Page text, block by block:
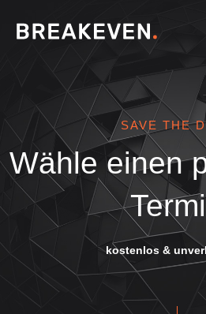
Inhalt
SAVE THE
Wähle einen
kostenlos &